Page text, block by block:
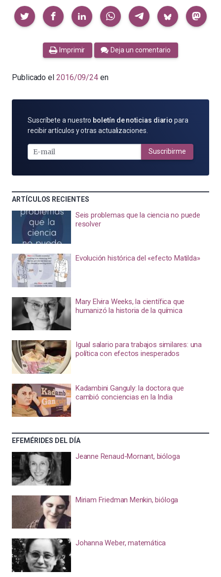
Compartir
Imprimir Deja un comentario
Publicado el 2016/09/24 en
SUSCRÍBETE
POR
MAIL
Suscríbete a nuestro boletín de noticias diario para
recibir artículos y otras actualizaciones.
Suscribirme
ARTÍCULOS RECIENTES
Seis problemas que la ciencia no puede
resolver
Evolución histórica del «efecto Matilda»
Mary Elvira Weeks, la científica que
humanizó la historia de la química
Igual salario para trabajos similares: una
política con efectos inesperados
Kadambini Ganguly: la doctora que
cambió conciencias en la India
EFEMÉRIDES DEL DÍA
Jeanne Renaud-Mornant, bióloga
Miriam Friedman Menkin, bióloga
Johanna Weber, matemática